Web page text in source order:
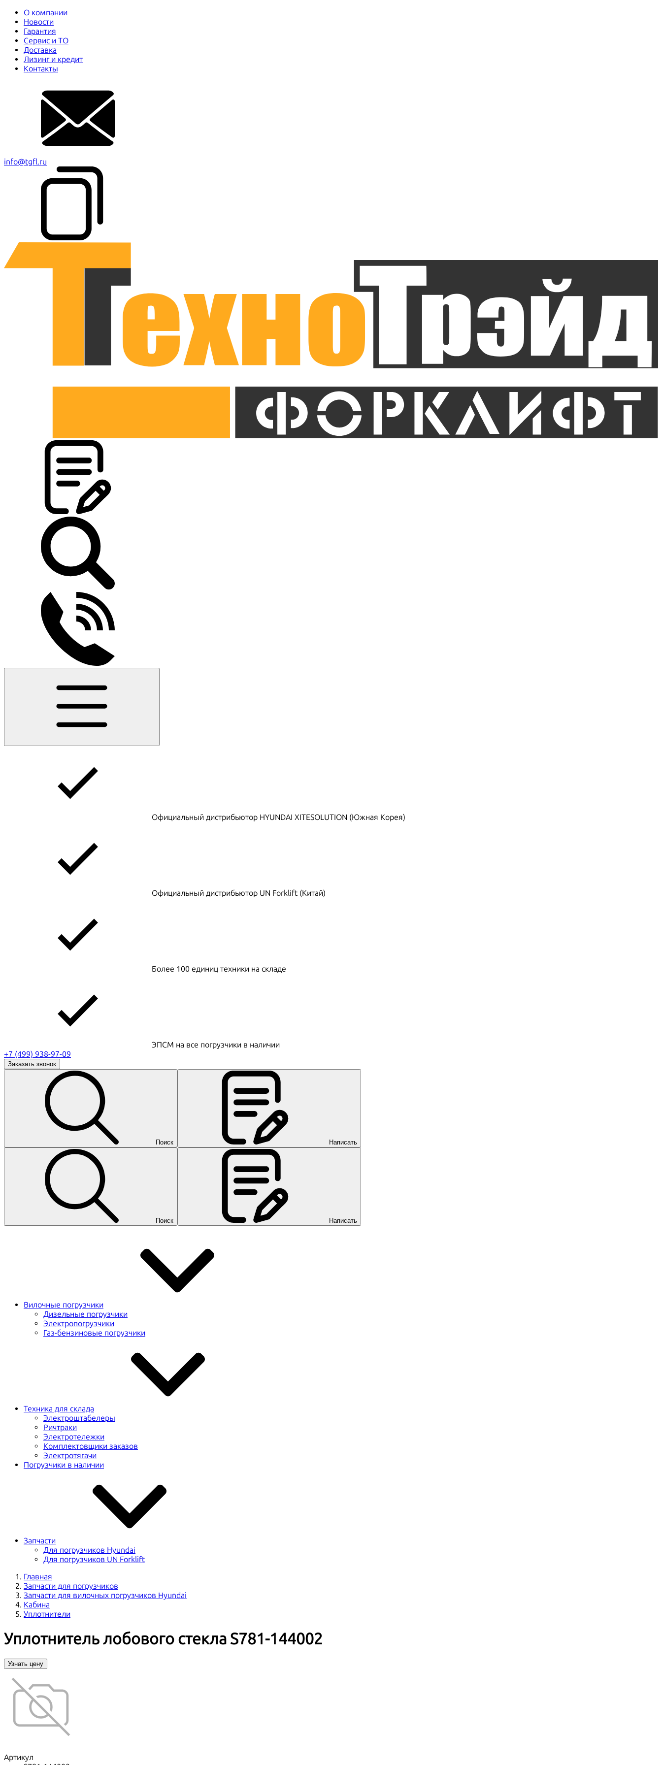
О компании
Новости
Гарантия
Сервис и ТО
Доставка
Лизинг и кредит
Контакты
info@tgfl.ru
Официальный дистрибьютор HYUNDAI XITESOLUTION (Южная Корея)
Официальный дистрибьютор UN Forklift (Китай)
Более 100 единиц техники на складе
ЭПСМ на все погрузчики в наличии
+7 (499) 938-97-09
Заказать звонок
Поиск Написать
Поиск Написать
Вилочные погрузчики
Дизельные погрузчики
Электропогрузчики
Газ-бензиновые погрузчики
Техника для склада
Электроштабелеры
Ричтраки
Электротележки
Комплектовщики заказов
Электротягачи
Погрузчики в наличии
Запчасти
Для погрузчиков Hyundai
Для погрузчиков UN Forklift
Главная
Запчасти для погрузчиков
Запчасти для вилочных погрузчиков Hyundai
Кабина
Уплотнители
Уплотнитель лобового стекла S781-144002
Узнать цену
Артикул